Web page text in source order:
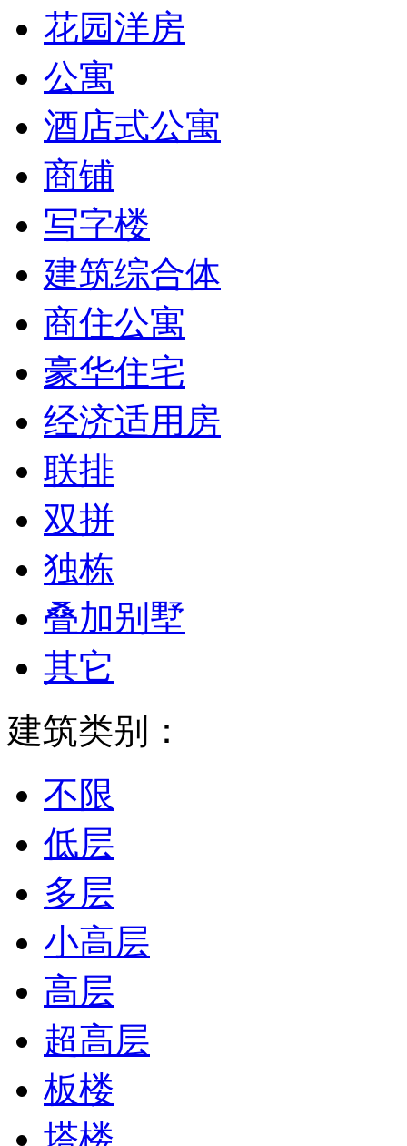
花园洋房
公寓
酒店式公寓
商铺
写字楼
建筑综合体
商住公寓
豪华住宅
经济适用房
联排
双拼
独栋
叠加别墅
其它
建筑类别：
不限
低层
多层
小高层
高层
超高层
板楼
塔楼